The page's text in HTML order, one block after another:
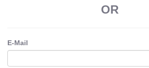
OR
E-Mail